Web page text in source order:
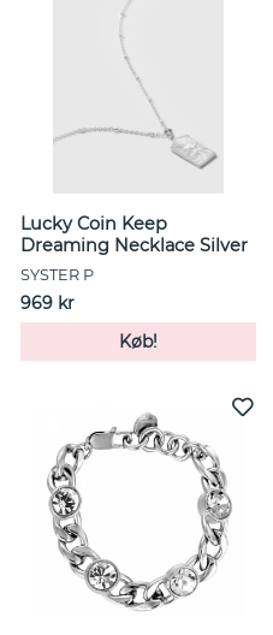
Lucky Coin Keep
Dreaming Necklace Silver
SYSTER P
969 kr
Køb!